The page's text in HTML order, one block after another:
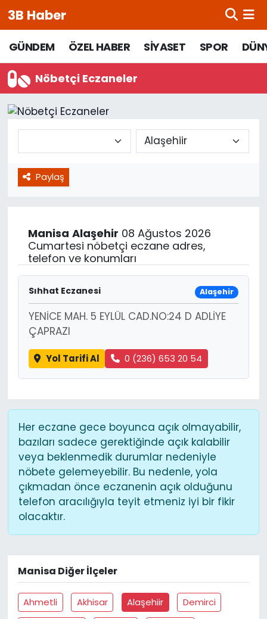
3B Haber
GÜNDEM ÖZEL HABER SİYASET SPOR
Nöbetçi Eczaneler
Paylaş
Manisa Alaşehir 08 Ağustos 2026
Cumartesi nöbetçi eczane adres,
telefon ve konumları
Sıhhat Eczanesi Alaşehir
YENİCE MAH. 5 EYLÜL CAD.NO:24 D ADLİYE
ÇAPRAZI
Yol Tarifi Al 0 (236) 653 20 54
Her eczane gece boyunca açık olmayabilir,
bazıları sadece gerektiğinde açık kalabilir
veya beklenmedik durumlar nedeniyle
nöbete gelemeyebilir. Bu nedenle, yola
çıkmadan önce eczanenin açık olduğunu
telefon aracılığıyla teyit etmeniz iyi bir fikir
olacaktır.
Manisa Diğer İlçeler
Ahmetli Akhisar Alaşehiir
Demirci
Beypazarı Hava Durumu
Beypazarı Trafik Yoğunluk Haritası
Süper Lig Puan Durumu ve Fikstür
Son Dakika Haberleri